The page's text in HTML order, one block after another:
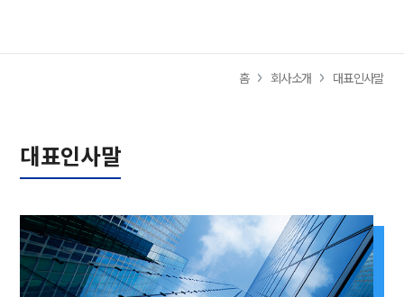
홈 회사소개 대표인사말
대표인사말